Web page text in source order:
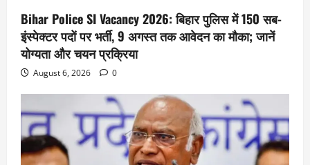
Bihar Police SI Vacancy 2026: बिहार पुलिस में 150 सब-
इंस्पेक्टर पदों पर भर्ती, 9 अगस्त तक आवेदन का मौका; जानें
योग्यता और चयन प्रक्रिया
August 6, 2026 0